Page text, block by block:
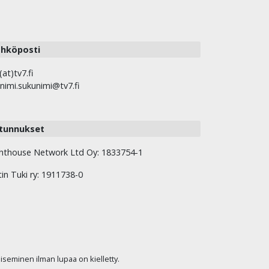
Network Ltd Oy: 1833754-1
Tuki ry: 1911738-0
ilman lupaa on kielletty.